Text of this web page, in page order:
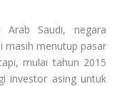
Arab Saudi, negara
masih menutup pasar
mulai tahun 2015
investor asing untuk